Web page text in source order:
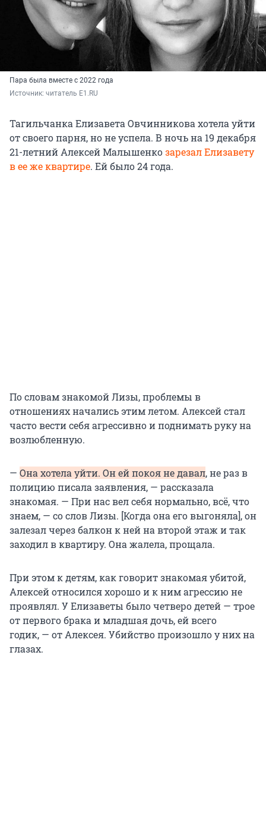
Пара была вместе с 2022 года
Источник: читатель E1.RU
Тагильчанка Елизавета Овчинникова хотела уйти
от своего парня, но не успела. В ночь на 19 декабря
21-летний Алексей Малышенкозарезал Елизавету
в ее же квартире. Ей было 24 года.
По словам знакомой Лизы, проблемы в
отношениях начались этим летом. Алексей стал
часто вести себя агрессивно и поднимать руку на
возлюбленную.
— Она хотела уйти. Он ей покоя не давал, не раз в
полицию писала заявления, — рассказала
знакомая. — При нас вел себя нормально, всё, что
знаем, — со слов Лизы. [Когда она его выгоняла], он
залезал через балкон к ней на второй этаж и так
заходил в квартиру. Она жалела, прощала.
При этом к детям, как говорит знакомая убитой,
Алексей относился хорошо и к ним агрессию не
проявлял. У Елизаветы было четверо детей — трое
от первого брака и младшая дочь, ей всего
годик, — от Алексея. Убийство произошло у них на
глазах.